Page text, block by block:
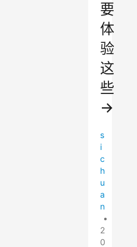
要
体
验
这
些
→
s
i
c
h
u
a
n
•
2
0